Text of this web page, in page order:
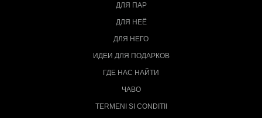
ДЛЯ ПАР
ДЛЯ НЕЁ
ДЛЯ НЕГО
ИДЕИ ДЛЯ ПОДАРКОВ
ГДЕ НАС НАЙТИ
ЧАВО
TERMENI SI CONDITII